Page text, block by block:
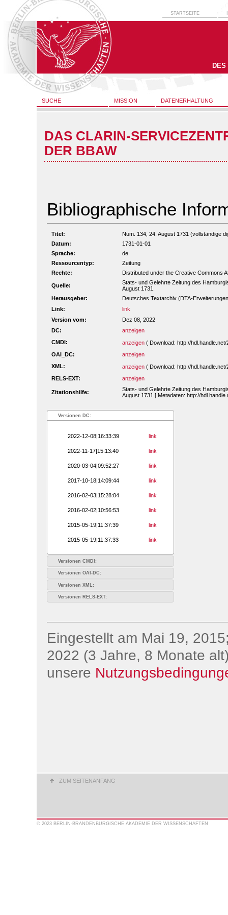
STARTSEITE
SUCHE MISSION DATENERHALTUNG
DAS CLARIN-
DER BBAW
Bibliographische
Titel:
Num. 134, 24. August 1731 (vollständige
Datum:
1731-01-01
Sprache:
de
Ressourcentyp:
Zeitung
Rechte:
Distributed under the Creative Commons
Quelle:
Stats- und Gelehrte Zeitung des
August 1731.
Herausgeber:
Deutsches Textarchiv (DTA-
Link:
link
Version vom:
Dez 08, 2022
DC:
anzeigen
CMDI:
anzeigen ( Download: http://
OAI_DC:
anzeigen
XML:
anzeigen ( Download: http://
RELS-EXT:
anzeigen
Zitationshilfe:
Stats- und Gelehrte Zeitung des
August 1731.[ Metadaten: http://
Versionen DC:
2022-12-08|16:33:39 link
2022-11-17|15:13:40 link
2020-03-04|09:52:27 link
2017-10-18|14:09:44 link
2016-02-03|15:28:04 link
2016-02-02|10:56:53 link
2015-05-19|11:37:39 link
2015-05-19|11:37:33 link
Versionen CMDI:
Versionen OAI-DC:
Versionen XML:
Versionen RELS-EXT:
Eingestellt am Mai 19,
2022 (3 Jahre, 8 Monate
unsere
ZUM SEITENANFANG
© 2023 BERLIN-BRANDENBURGISCHE AKADEMIE DER WISSENSCHAFTEN